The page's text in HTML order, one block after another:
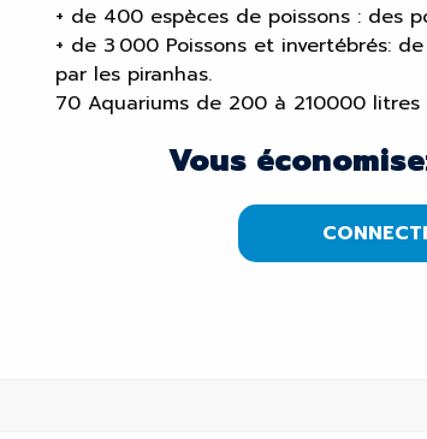
+ de 400 espèces de poissons : des
+ de 3 000 Poissons et invertébrés:
par les piranhas.
70 Aquariums de 200 à 210000 litres
Vous